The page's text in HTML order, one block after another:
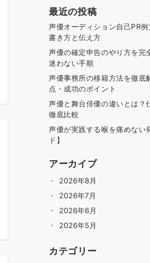
最近の投稿
声優オーディション自己PR例
書き方と伝え方
声優の確定申告のやり方を完
迷わない手順
声優事務所の移籍方法を徹底
点・成功のポイント
声優と舞台俳優の違いとは？
徹底比較
声優が実践する喉を痛めない
ド】
アーカイブ
2026年8月
2026年7月
2026年6月
2026年5月
カテゴリー